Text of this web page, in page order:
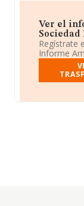
Ver el
Sociedad
Regístrate
Informe